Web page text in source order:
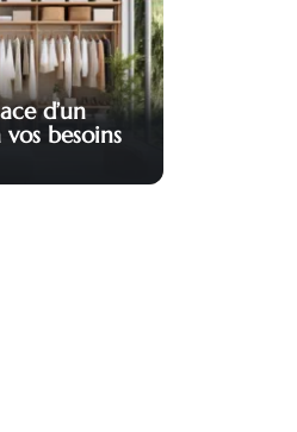
d’un
besoins